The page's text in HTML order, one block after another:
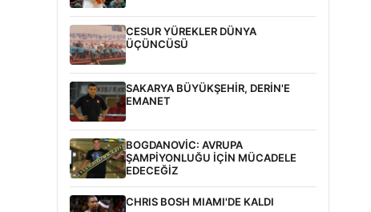
CESUR YÜREKLER DÜNYA
ÜÇÜNCÜSÜ
SAKARYA BÜYÜKŞEHİR, DERİN'E
EMANET
BOGDANOVİC: AVRUPA
ŞAMPİYONLUĞU İÇİN MÜCADELE
EDECEĞİZ
CHRIS BOSH MIAMI'DE KALDI